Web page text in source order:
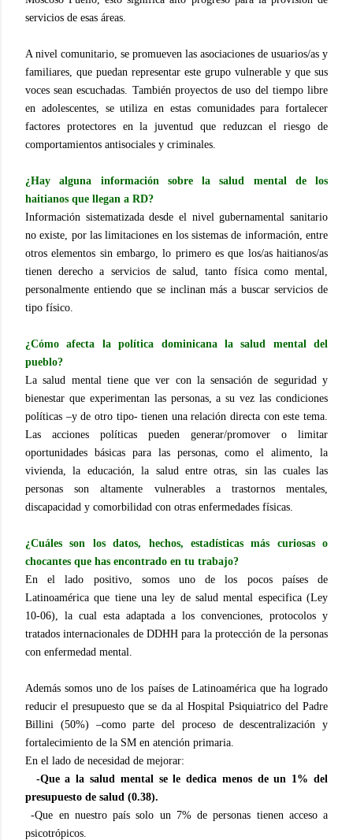
servicios de esas áreas.
A nivel comunitario, se promueven las asociaciones de usuarios/as y
familiares, que puedan representar este grupo vulnerable y que sus
voces sean escuchadas. También proyectos de uso del tiempo libre
en adolescentes, se utiliza en estas comunidades para fortalecer
factores protectores en la juventud que reduzcan el riesgo de
comportamientos antisociales y criminales.
¿Hay alguna información sobre la salud mental de los
haitianos que llegan a RD?
Información sistematizada desde el nivel gubernamental sanitario
no existe, por las limitaciones en los sistemas de información, entre
otros elementos sin embargo, lo primero es que los/as haitianos/as
tienen derecho a servicios de salud, tanto física como mental,
personalmente entiendo que se inclinan más a buscar servicios de
tipo físico.
¿Cómo afecta la política dominicana la salud mental del
pueblo?
La salud mental tiene que ver con la sensación de seguridad y
bienestar que experimentan las personas, a su vez las condiciones
políticas –y de otro tipo- tienen una relación directa con este tema.
Las acciones políticas pueden generar/promover o limitar
oportunidades básicas para las personas, como el alimento, la
vivienda, la educación, la salud entre otras, sin las cuales las
personas son altamente vulnerables a trastornos mentales,
discapacidad y comorbilidad con otras enfermedades físicas.
¿Cuáles son los datos, hechos, estadísticas más curiosas o
chocantes que has encontrado en tu trabajo?
En el lado positivo, somos uno de los pocos países de
Latinoamérica que tiene una ley de salud mental especifica (Ley
10-06), la cual esta adaptada a los convenciones, protocolos y
tratados internacionales de DDHH para la protección de la personas
con enfermedad mental.
Además somos uno de los países de Latinoamérica que ha logrado
reducir el presupuesto que se da al Hospital Psiquiatrico del Padre
Billini (50%) –como parte del proceso de descentralización y
fortalecimiento de la SM en atención primaria.
En el lado de necesidad de mejorar:
-Que a la salud mental se le dedica menos de un 1% del
presupuesto de salud (0.38).
-Que en nuestro país solo un 7% de personas tienen acceso a
psicotrópicos.